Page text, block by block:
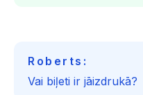
Roberts:
Vai biļeti ir jāizdrukā?